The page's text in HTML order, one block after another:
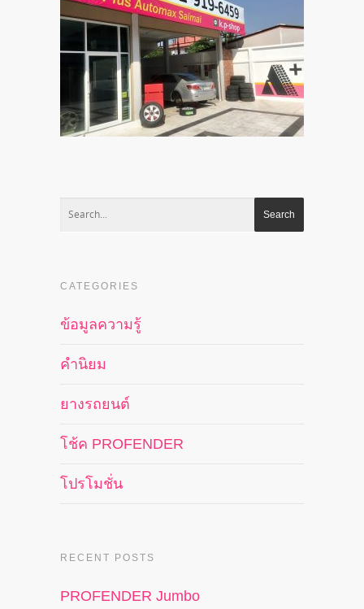
CATEGORIES
ข้อมูลความรู้
คำนิยม
ยางรถยนต์
โช้ค PROFENDER
โปรโมชั่น
RECENT POSTS
PROFENDER Jumbo